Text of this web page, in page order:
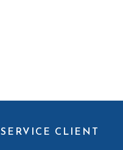
SERVICE CLIENT